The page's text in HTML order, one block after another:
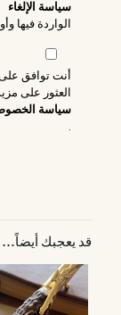
سياسة الإلغاء
الواردة فيها
أنت توافق
العثور على
سياسة
.
قد يعجبك أيضاً…